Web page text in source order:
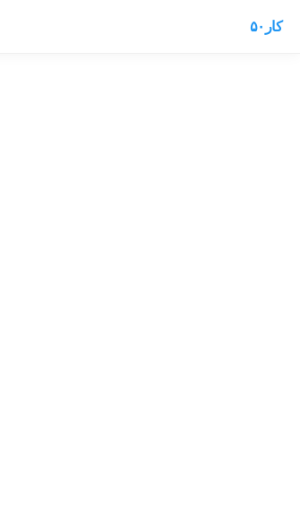
کار۵۰